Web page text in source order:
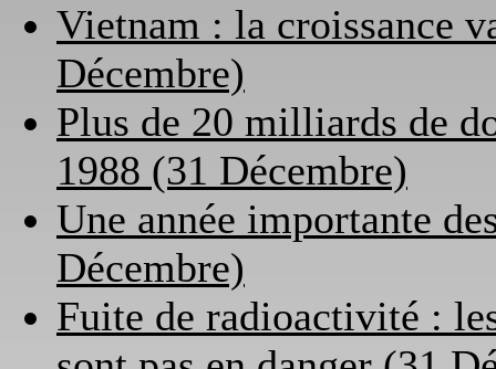
Vietnam : la croissance
Décembre)
Plus de 20 milliards de
1988 (31 Décembre)
Une année importante
Décembre)
Fuite de radioactivité :